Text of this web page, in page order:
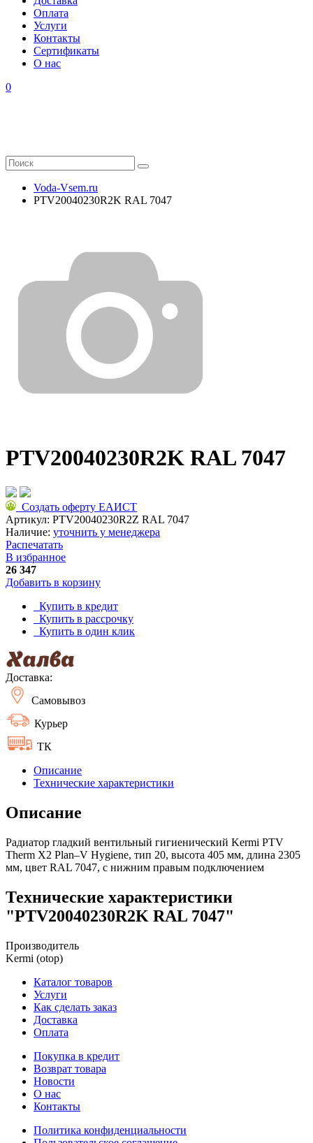
Оплата
Услуги
Контакты
Cертификаты
О нас
0
Voda-Vsem.ru
PTV20040230R2K RAL 7047
PTV20040230R2K RAL 7047
Создать оферту ЕАИСТ
Артикул: PTV20040230R2Z RAL 7047
Наличие: уточнить у менеджера
Распечатать
В избранное
26 347
Добавить в корзину
Купить в кредит
Купить в рассрочку
Купить в один клик
Доставка:
Самовывоз
Курьер
ТК
Описание
Технические характеристики
Описание
Радиатор гладкий вентильный гигиенический Kermi PTV
Therm X2 Plan–V Hygiene, тип 20, высота 405 мм, длина 2305
мм, цвет RAL 7047, с нижним правым подключением
Технические характеристики
"PTV20040230R2K RAL 7047"
Производитель
Kermi (otop)
Каталог товаров
Услуги
Как сделать заказ
Доставка
Оплата
Покупка в кредит
Возврат товара
Новости
О нас
Контакты
Политика конфиденциальности